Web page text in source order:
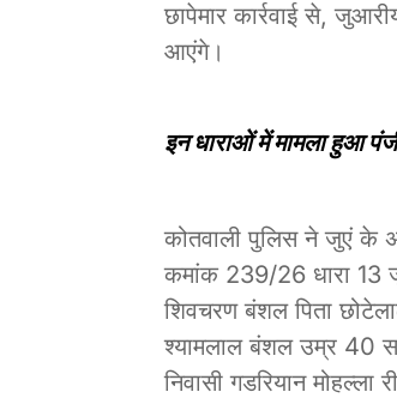
छापेमार कार्रवाई से,
आएंगे।
इन धाराओं में मामला हुआ
कोतवाली पुलिस ने जुएं के
कमांक 239/26 धारा 13
शिवचरण बंशल पिता
श्यामलाल बंशल उम्र 40
निवासी गडरियान मोहल्ला